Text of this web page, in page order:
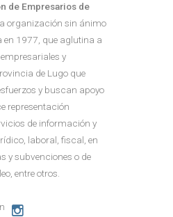
de Empresarios de
organización sin ánimo
en 1977, que aglutina a
y
de Lugo que
y buscan apoyo
representación
de información y
laboral, fiscal, en
y subvenciones o de
entre otros.